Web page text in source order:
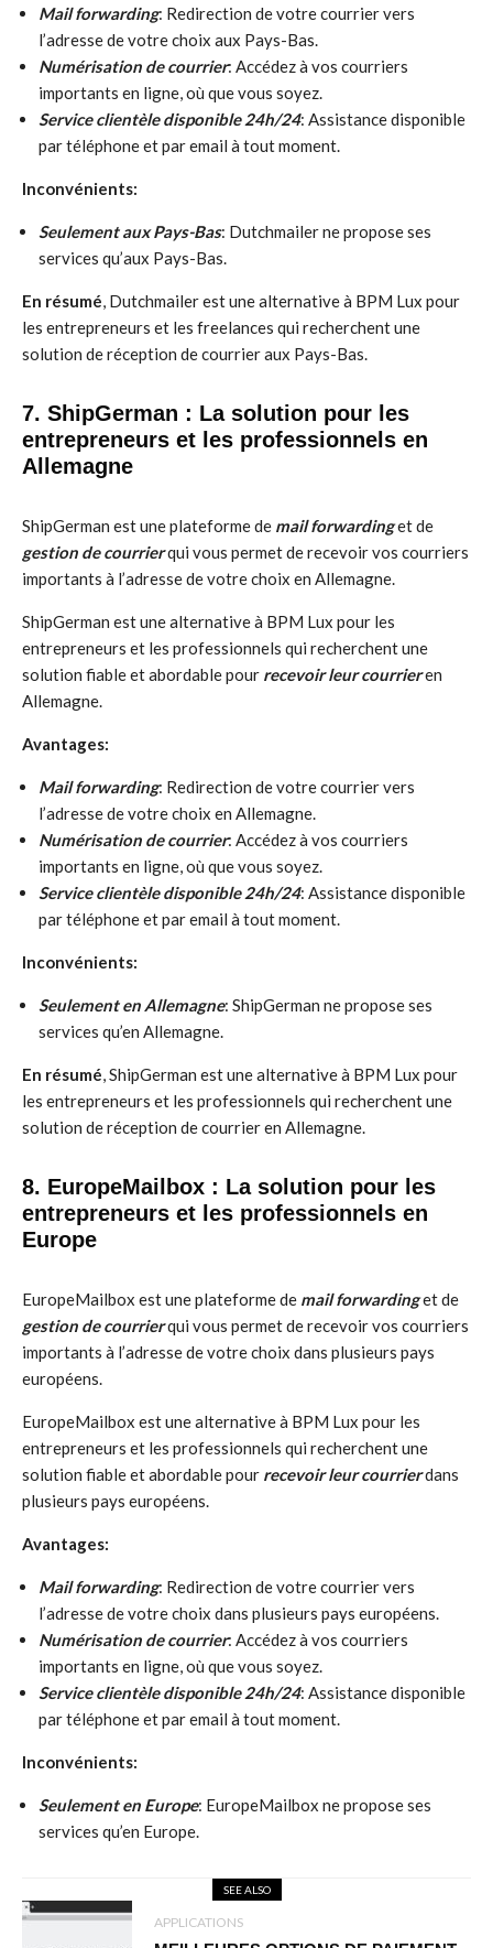
Mail forwarding: Redirection de votre courrier vers
l’adresse de votre choix aux Pays-Bas.
Numérisation de courrier: Accédez à vos courriers
importants en ligne, où que vous soyez.
Service clientèle disponible 24h/24: Assistance disponible
par téléphone et par email à tout moment.
Inconvénients:
Seulement aux Pays-Bas: Dutchmailer ne propose ses
services qu’aux Pays-Bas.
En résumé, Dutchmailer est une alternative à BPM Lux pour
les entrepreneurs et les freelances qui recherchent une
solution de réception de courrier aux Pays-Bas.
7. ShipGerman : La solution pour les
entrepreneurs et les professionnels en
Allemagne
ShipGerman est une plateforme de mail forwardinget de
gestion de courrierqui vous permet de recevoir vos courriers
importants à l’adresse de votre choix en Allemagne.
ShipGerman est une alternative à BPM Lux pour les
entrepreneurs et les professionnels qui recherchent une
solution fiable et abordable pour recevoir leur courrieren
Allemagne.
Avantages:
Mail forwarding: Redirection de votre courrier vers
l’adresse de votre choix en Allemagne.
Numérisation de courrier: Accédez à vos courriers
importants en ligne, où que vous soyez.
Service clientèle disponible 24h/24: Assistance disponible
par téléphone et par email à tout moment.
Inconvénients:
Seulement en Allemagne: ShipGerman ne propose ses
services qu’en Allemagne.
En résumé, ShipGerman est une alternative à BPM Lux pour
les entrepreneurs et les professionnels qui recherchent une
solution de réception de courrier en Allemagne.
8. EuropeMailbox : La solution pour les
entrepreneurs et les professionnels en
Europe
EuropeMailbox est une plateforme de mail forwardinget de
gestion de courrierqui vous permet de recevoir vos courriers
importants à l’adresse de votre choix dans plusieurs pays
européens.
EuropeMailbox est une alternative à BPM Lux pour les
entrepreneurs et les professionnels qui recherchent une
solution fiable et abordable pour recevoir leur courrierdans
plusieurs pays européens.
Avantages:
Mail forwarding: Redirection de votre courrier vers
l’adresse de votre choix dans plusieurs pays européens.
Numérisation de courrier: Accédez à vos courriers
importants en ligne, où que vous soyez.
Service clientèle disponible 24h/24: Assistance disponible
par téléphone et par email à tout moment.
Inconvénients:
Seulement en Europe: EuropeMailbox ne propose ses
services qu’en Europe.
SEE ALSO
APPLICATIONS